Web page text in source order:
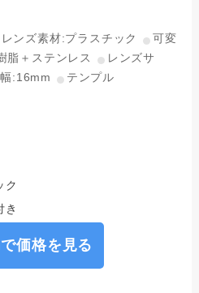
レンズ素材:プラスチック
可変
脂＋ステンレス
レンズサ
:16mm
テンプル
ク
き
価格を見る